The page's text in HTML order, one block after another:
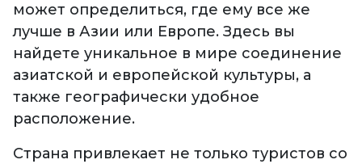
может определиться, где ему все же
лучше в Азии или Европе. Здесь вы
найдете уникальное в мире соединение
азиатской и европейской культуры, а
также географически удобное
расположение.
Страна привлекает не только туристов со